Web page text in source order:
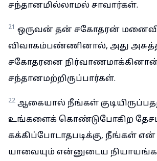
சந்தானமில்லாமல் சாவார்கள்.
21 ஒருவன் தன் சகோதரன்
விவாகம்பண்ணினால், அது
சகோதரனை
சந்தானமற்றிருப்பார்கள்.
22 ஆகையால் நீங்கள்
உங்களைக் கொண்டுபோகிற
கக்கிப்போடாதபடிக்கு, நீங்கள்
யாவையும் என்னுடைய